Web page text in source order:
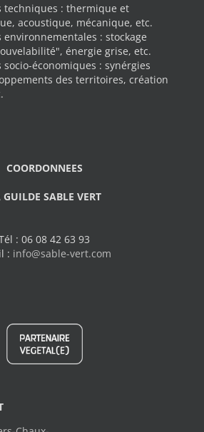
techniques : thermique et
acoustique, mécanique, etc.
: stockage
énergie grise, etc.
économiques : synérgies
des territoires, création
COORDONNEES
GUILDE SABLE VERT
: 06 08 42 63 93
: info@sable-vert.com